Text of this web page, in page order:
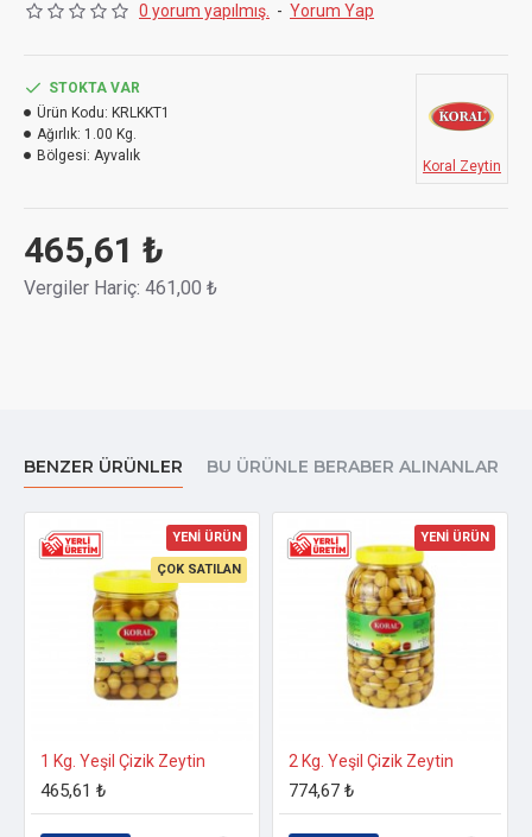
0 yorum yapılmış. - Yorum Yap
465,61 ₺
Vergiler Hariç: 461,00 ₺
STOKTA VAR
Ürün Kodu: KRLKKT1
Ağırlık: 1.00 Kg.
Bölgesi: Ayvalık
Koral Zeytin
BENZER ÜRÜNLER BU ÜRÜNLE BERABER ALINANLAR
YENİ ÜRÜN
ÇOK SATILAN
1 Kg. Yeşil Çizik Zeytin
465,61 ₺
YENİ ÜRÜN
2 Kg. Yeşil Çizik Zeytin
774,67 ₺